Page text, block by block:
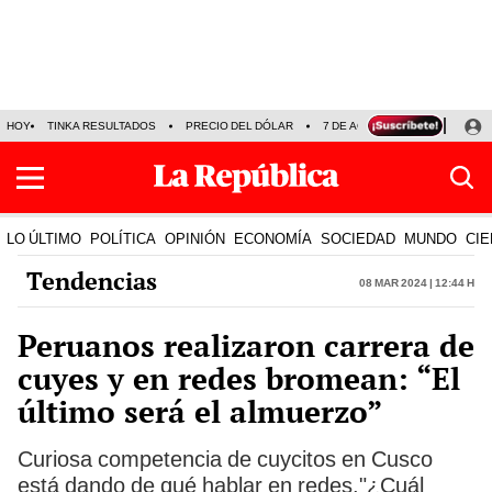
HOY TINKA RESULTADOS PRECIO DEL DÓLAR 7 DE AGOSTO OLLANTA
LO ÚLTIMO POLÍTICA OPINIÓN ECONOMÍA SOCIEDAD MUNDO
Tendencias 08 Mar 2024 | 12:44 h
Peruanos realizaron carrera de
cuyes y en redes bromean: “El
último será el almuerzo”
Curiosa competencia de cuycitos en Cusco
está dando de qué hablar en redes."¿Cuál